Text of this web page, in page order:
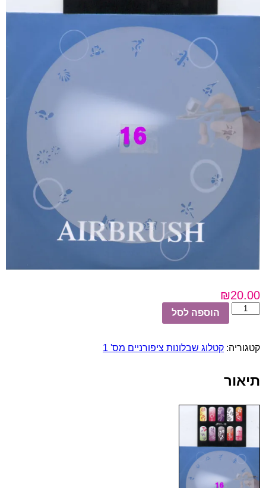
₪20.00
כמות
של
מס'
הוספה לסל
קטגוריה: קטלוג שבלונות ציפורניים מס' 1
תיאור